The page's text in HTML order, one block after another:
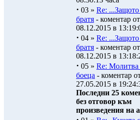
· 03 » Re:
братя - коментар от
08.12.2015 в
· 04 » Re:
братя - коментар от
08.12.2015 в
· 05 » Re: Молитва
боеца - коментар
27.05.2015 в
Последни 25
без отговор към
произведения на